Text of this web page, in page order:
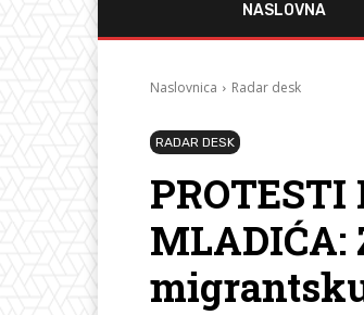
NASLOVNA
Naslovnica Radar desk
RADAR DESK
PROTESTI